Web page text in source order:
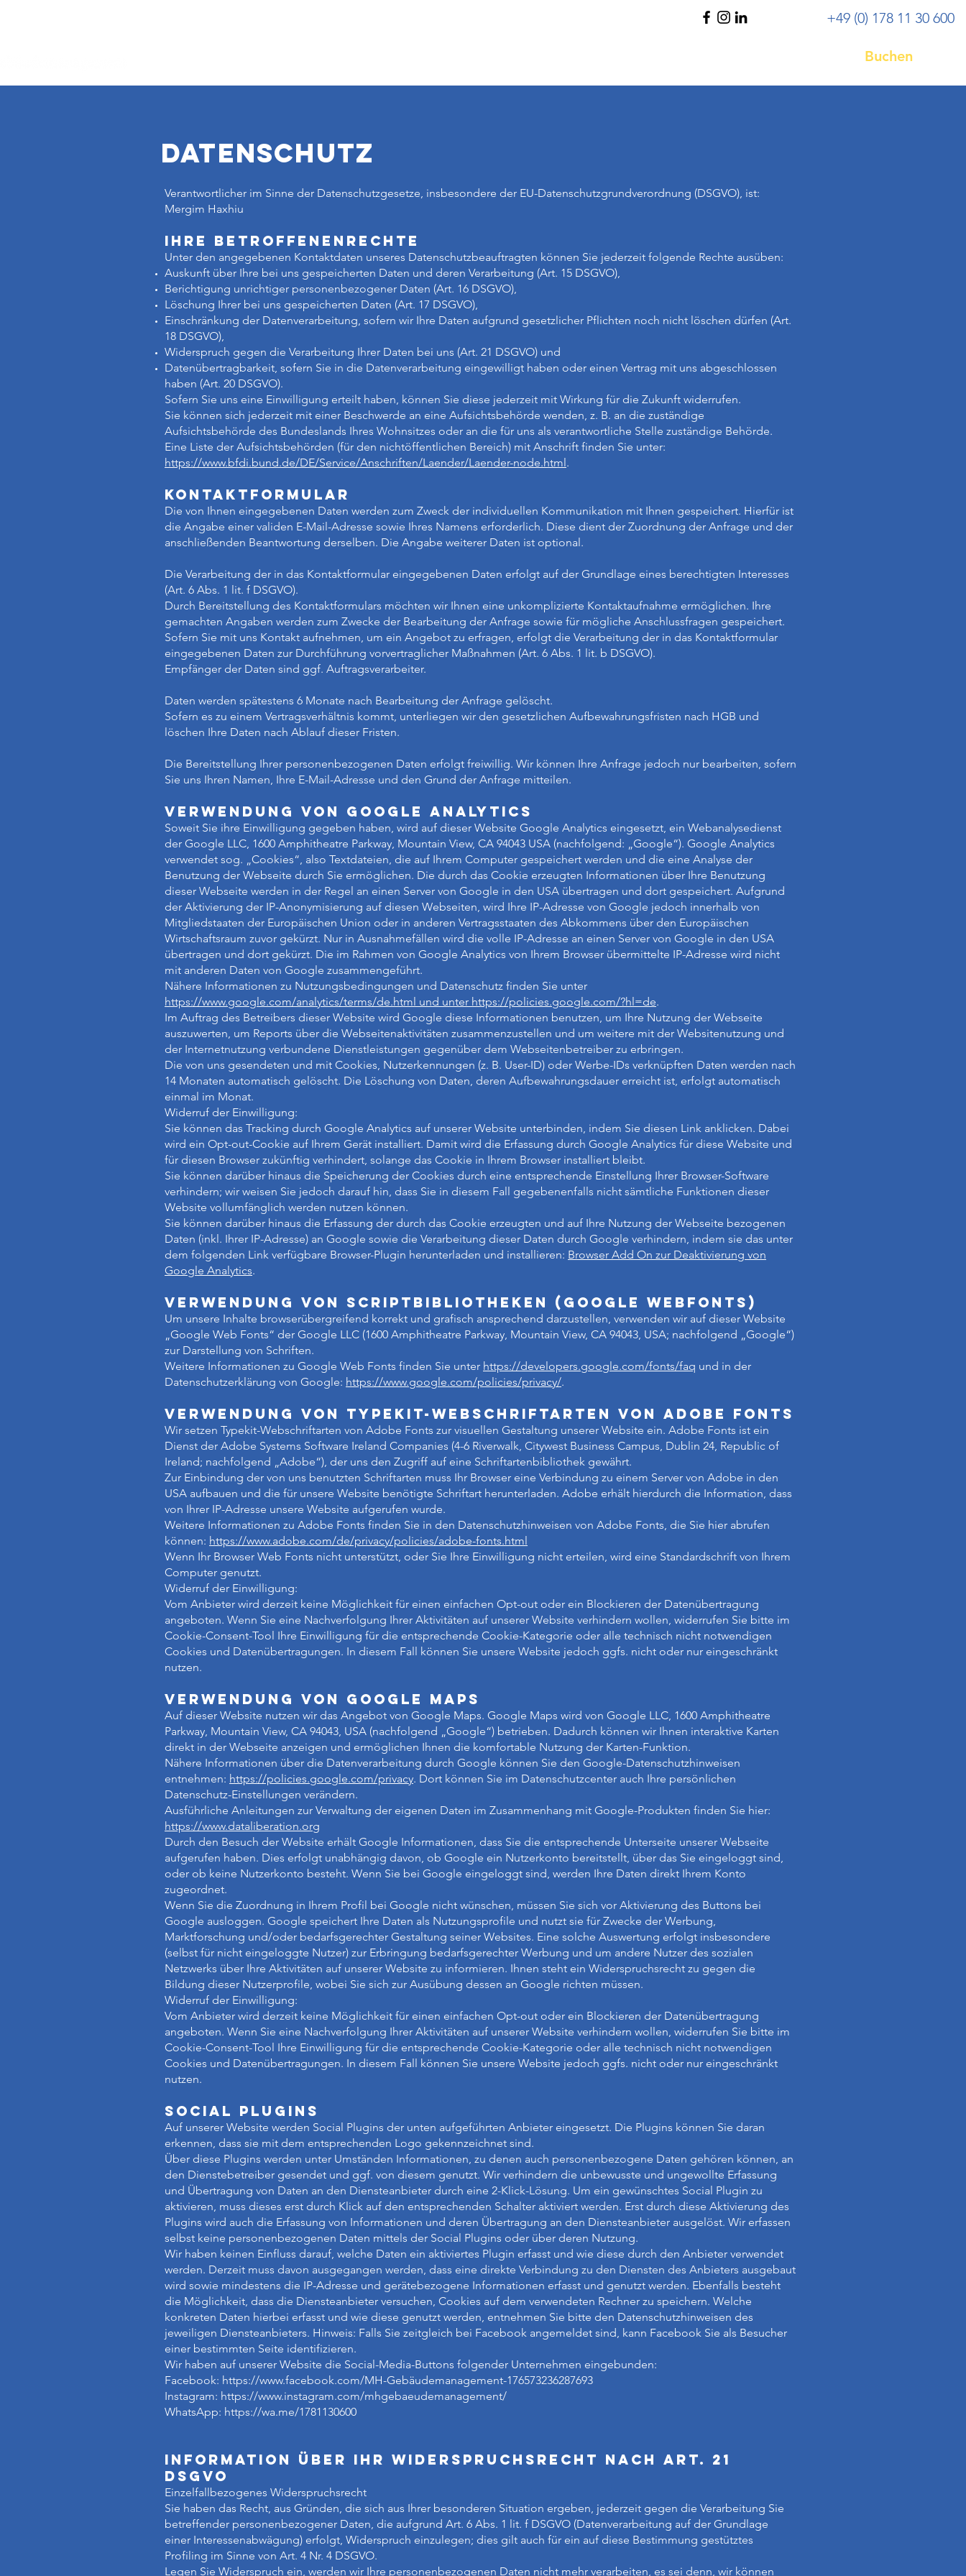
+49 (0) 178 11 30 600
Buchen
DATENSCHUTZ
Verantwortlicher im Sinne der Datenschutzgesetze, insbesondere der EU-Datenschutzgrundverordnung (DSGVO), ist:
Mergim Haxhiu
Ihre Betroffenenrechte
Unter den angegebenen Kontaktdaten unseres Datenschutzbeauftragten können Sie jederzeit folgende Rechte ausüben:
Auskunft über Ihre bei uns gespeicherten Daten und deren Verarbeitung (Art. 15 DSGVO),
Berichtigung unrichtiger personenbezogener Daten (Art. 16 DSGVO),
Löschung Ihrer bei uns gespeicherten Daten (Art. 17 DSGVO),
Einschränkung der Datenverarbeitung, sofern wir Ihre Daten aufgrund gesetzlicher Pflichten noch nicht löschen dürfen (Art.
18 DSGVO),
Widerspruch gegen die Verarbeitung Ihrer Daten bei uns (Art. 21 DSGVO) und
Datenübertragbarkeit, sofern Sie in die Datenverarbeitung eingewilligt haben oder einen Vertrag mit uns abgeschlossen
haben (Art. 20 DSGVO).
Sofern Sie uns eine Einwilligung erteilt haben, können Sie diese jederzeit mit Wirkung für die Zukunft widerrufen.
Sie können sich jederzeit mit einer Beschwerde an eine Aufsichtsbehörde wenden, z. B. an die zuständige
Aufsichtsbehörde des Bundeslands Ihres Wohnsitzes oder an die für uns als verantwortliche Stelle zuständige Behörde.
Eine Liste der Aufsichtsbehörden (für den nichtöffentlichen Bereich) mit Anschrift finden Sie unter:
https://www.bfdi.bund.de/DE/Service/Anschriften/Laender/Laender-node.html.
Kontaktformular
Die von Ihnen eingegebenen Daten werden zum Zweck der individuellen Kommunikation mit Ihnen gespeichert. Hierfür ist
die Angabe einer validen E-Mail-Adresse sowie Ihres Namens erforderlich. Diese dient der Zuordnung der Anfrage und der
anschließenden Beantwortung derselben. Die Angabe weiterer Daten ist optional.
Die Verarbeitung der in das Kontaktformular eingegebenen Daten erfolgt auf der Grundlage eines berechtigten Interesses
(Art. 6 Abs. 1 lit. f DSGVO).
Durch Bereitstellung des Kontaktformulars möchten wir Ihnen eine unkomplizierte Kontaktaufnahme ermöglichen. Ihre
gemachten Angaben werden zum Zwecke der Bearbeitung der Anfrage sowie für mögliche Anschlussfragen gespeichert.
Sofern Sie mit uns Kontakt aufnehmen, um ein Angebot zu erfragen, erfolgt die Verarbeitung der in das Kontaktformular
eingegebenen Daten zur Durchführung vorvertraglicher Maßnahmen (Art. 6 Abs. 1 lit. b DSGVO).
Empfänger der Daten sind ggf. Auftragsverarbeiter.
Daten werden spätestens 6 Monate nach Bearbeitung der Anfrage gelöscht.
Sofern es zu einem Vertragsverhältnis kommt, unterliegen wir den gesetzlichen Aufbewahrungsfristen nach HGB und
löschen Ihre Daten nach Ablauf dieser Fristen.
Die Bereitstellung Ihrer personenbezogenen Daten erfolgt freiwillig. Wir können Ihre Anfrage jedoch nur bearbeiten, sofern
Sie uns Ihren Namen, Ihre E-Mail-Adresse und den Grund der Anfrage mitteilen.
Verwendung von Google Analytics
Soweit Sie ihre Einwilligung gegeben haben, wird auf dieser Website Google Analytics eingesetzt, ein Webanalysedienst
der Google LLC, 1600 Amphitheatre Parkway, Mountain View, CA 94043 USA (nachfolgend: „Google“). Google Analytics
verwendet sog. „Cookies“, also Textdateien, die auf Ihrem Computer gespeichert werden und die eine Analyse der
Benutzung der Webseite durch Sie ermöglichen. Die durch das Cookie erzeugten Informationen über Ihre Benutzung
dieser Webseite werden in der Regel an einen Server von Google in den USA übertragen und dort gespeichert. Aufgrund
der Aktivierung der IP-Anonymisierung auf diesen Webseiten, wird Ihre IP-Adresse von Google jedoch innerhalb von
Mitgliedstaaten der Europäischen Union oder in anderen Vertragsstaaten des Abkommens über den Europäischen
Wirtschaftsraum zuvor gekürzt. Nur in Ausnahmefällen wird die volle IP-Adresse an einen Server von Google in den USA
übertragen und dort gekürzt. Die im Rahmen von Google Analytics von Ihrem Browser übermittelte IP-Adresse wird nicht
mit anderen Daten von Google zusammengeführt.
Nähere Informationen zu Nutzungsbedingungen und Datenschutz finden Sie unter
https://www.google.com/analytics/terms/de.html und unter https://policies.google.com/?hl=de.
Im Auftrag des Betreibers dieser Website wird Google diese Informationen benutzen, um Ihre Nutzung der Webseite
auszuwerten, um Reports über die Webseitenaktivitäten zusammenzustellen und um weitere mit der Websitenutzung und
der Internetnutzung verbundene Dienstleistungen gegenüber dem Webseitenbetreiber zu erbringen.
Die von uns gesendeten und mit Cookies, Nutzerkennungen (z. B. User-ID) oder Werbe-IDs verknüpften Daten werden nach
14 Monaten automatisch gelöscht. Die Löschung von Daten, deren Aufbewahrungsdauer erreicht ist, erfolgt automatisch
einmal im Monat.
Widerruf der Einwilligung:
Sie können das Tracking durch Google Analytics auf unserer Website unterbinden, indem Sie diesen Link anklicken. Dabei
wird ein Opt-out-Cookie auf Ihrem Gerät installiert. Damit wird die Erfassung durch Google Analytics für diese Website und
für diesen Browser zukünftig verhindert, solange das Cookie in Ihrem Browser installiert bleibt.
Sie können darüber hinaus die Speicherung der Cookies durch eine entsprechende Einstellung Ihrer Browser-Software
verhindern; wir weisen Sie jedoch darauf hin, dass Sie in diesem Fall gegebenenfalls nicht sämtliche Funktionen dieser
Website vollumfänglich werden nutzen können.
Sie können darüber hinaus die Erfassung der durch das Cookie erzeugten und auf Ihre Nutzung der Webseite bezogenen
Daten (inkl. Ihrer IP-Adresse) an Google sowie die Verarbeitung dieser Daten durch Google verhindern, indem sie das unter
dem folgenden Link verfügbare Browser-Plugin herunterladen und installieren: Browser Add On zur Deaktivierung von
Google Analytics.
Verwendung von Scriptbibliotheken (Google Webfonts)
Um unsere Inhalte browserübergreifend korrekt und grafisch ansprechend darzustellen, verwenden wir auf dieser Website
„Google Web Fonts“ der Google LLC (1600 Amphitheatre Parkway, Mountain View, CA 94043, USA; nachfolgend „Google“)
zur Darstellung von Schriften.
Weitere Informationen zu Google Web Fonts finden Sie unter https://developers.google.com/fonts/faq und in der
Datenschutzerklärung von Google: https://www.google.com/policies/privacy/.
Verwendung von Typekit-Webschriftarten von Adobe Fonts
Wir setzen Typekit-Webschriftarten von Adobe Fonts zur visuellen Gestaltung unserer Website ein. Adobe Fonts ist ein
Dienst der Adobe Systems Software Ireland Companies (4-6 Riverwalk, Citywest Business Campus, Dublin 24, Republic of
Ireland; nachfolgend „Adobe“), der uns den Zugriff auf eine Schriftartenbibliothek gewährt.
Zur Einbindung der von uns benutzten Schriftarten muss Ihr Browser eine Verbindung zu einem Server von Adobe in den
USA aufbauen und die für unsere Website benötigte Schriftart herunterladen. Adobe erhält hierdurch die Information, dass
von Ihrer IP-Adresse unsere Website aufgerufen wurde.
Weitere Informationen zu Adobe Fonts finden Sie in den Datenschutzhinweisen von Adobe Fonts, die Sie hier abrufen
können: https://www.adobe.com/de/privacy/policies/adobe-fonts.html
Wenn Ihr Browser Web Fonts nicht unterstützt, oder Sie Ihre Einwilligung nicht erteilen, wird eine Standardschrift von Ihrem
Computer genutzt.
Widerruf der Einwilligung:
Vom Anbieter wird derzeit keine Möglichkeit für einen einfachen Opt-out oder ein Blockieren der Datenübertragung
angeboten. Wenn Sie eine Nachverfolgung Ihrer Aktivitäten auf unserer Website verhindern wollen, widerrufen Sie bitte im
Cookie-Consent-Tool Ihre Einwilligung für die entsprechende Cookie-Kategorie oder alle technisch nicht notwendigen
Cookies und Datenübertragungen. In diesem Fall können Sie unsere Website jedoch ggfs. nicht oder nur eingeschränkt
nutzen.
Verwendung von Google Maps
Auf dieser Website nutzen wir das Angebot von Google Maps. Google Maps wird von Google LLC, 1600 Amphitheatre
Parkway, Mountain View, CA 94043, USA (nachfolgend „Google“) betrieben. Dadurch können wir Ihnen interaktive Karten
direkt in der Webseite anzeigen und ermöglichen Ihnen die komfortable Nutzung der Karten-Funktion.
Nähere Informationen über die Datenverarbeitung durch Google können Sie den Google-Datenschutzhinweisen
entnehmen: https://policies.google.com/privacy. Dort können Sie im Datenschutzcenter auch Ihre persönlichen
Datenschutz-Einstellungen verändern.
Ausführliche Anleitungen zur Verwaltung der eigenen Daten im Zusammenhang mit Google-Produkten finden Sie hier:
https://www.dataliberation.org
Durch den Besuch der Website erhält Google Informationen, dass Sie die entsprechende Unterseite unserer Webseite
aufgerufen haben. Dies erfolgt unabhängig davon, ob Google ein Nutzerkonto bereitstellt, über das Sie eingeloggt sind,
oder ob keine Nutzerkonto besteht. Wenn Sie bei Google eingeloggt sind, werden Ihre Daten direkt Ihrem Konto
zugeordnet.
Wenn Sie die Zuordnung in Ihrem Profil bei Google nicht wünschen, müssen Sie sich vor Aktivierung des Buttons bei
Google ausloggen. Google speichert Ihre Daten als Nutzungsprofile und nutzt sie für Zwecke der Werbung,
Marktforschung und/oder bedarfsgerechter Gestaltung seiner Websites. Eine solche Auswertung erfolgt insbesondere
(selbst für nicht eingeloggte Nutzer) zur Erbringung bedarfsgerechter Werbung und um andere Nutzer des sozialen
Netzwerks über Ihre Aktivitäten auf unserer Website zu informieren. Ihnen steht ein Widerspruchsrecht zu gegen die
Bildung dieser Nutzerprofile, wobei Sie sich zur Ausübung dessen an Google richten müssen.
Widerruf der Einwilligung:
Vom Anbieter wird derzeit keine Möglichkeit für einen einfachen Opt-out oder ein Blockieren der Datenübertragung
angeboten. Wenn Sie eine Nachverfolgung Ihrer Aktivitäten auf unserer Website verhindern wollen, widerrufen Sie bitte im
Cookie-Consent-Tool Ihre Einwilligung für die entsprechende Cookie-Kategorie oder alle technisch nicht notwendigen
Cookies und Datenübertragungen. In diesem Fall können Sie unsere Website jedoch ggfs. nicht oder nur eingeschränkt
nutzen.
Social Plugins
Auf unserer Website werden Social Plugins der unten aufgeführten Anbieter eingesetzt. Die Plugins können Sie daran
erkennen, dass sie mit dem entsprechenden Logo gekennzeichnet sind.
Über diese Plugins werden unter Umständen Informationen, zu denen auch personenbezogene Daten gehören können, an
den Dienstebetreiber gesendet und ggf. von diesem genutzt. Wir verhindern die unbewusste und ungewollte Erfassung
und Übertragung von Daten an den Diensteanbieter durch eine 2-Klick-Lösung. Um ein gewünschtes Social Plugin zu
aktivieren, muss dieses erst durch Klick auf den entsprechenden Schalter aktiviert werden. Erst durch diese Aktivierung des
Plugins wird auch die Erfassung von Informationen und deren Übertragung an den Diensteanbieter ausgelöst. Wir erfassen
selbst keine personenbezogenen Daten mittels der Social Plugins oder über deren Nutzung.
Wir haben keinen Einfluss darauf, welche Daten ein aktiviertes Plugin erfasst und wie diese durch den Anbieter verwendet
werden. Derzeit muss davon ausgegangen werden, dass eine direkte Verbindung zu den Diensten des Anbieters ausgebaut
wird sowie mindestens die IP-Adresse und gerätebezogene Informationen erfasst und genutzt werden. Ebenfalls besteht
die Möglichkeit, dass die Diensteanbieter versuchen, Cookies auf dem verwendeten Rechner zu speichern. Welche
konkreten Daten hierbei erfasst und wie diese genutzt werden, entnehmen Sie bitte den Datenschutzhinweisen des
jeweiligen Diensteanbieters. Hinweis: Falls Sie zeitgleich bei Facebook angemeldet sind, kann Facebook Sie als Besucher
einer bestimmten Seite identifizieren.
Wir haben auf unserer Website die Social-Media-Buttons folgender Unternehmen eingebunden:
Facebook: https://www.facebook.com/MH-Gebäudemanagement-176573236287693
Instagram: https://www.instagram.com/mhgebaeudemanagement/
WhatsApp: https://wa.me/1781130600
Information über Ihr Widerspruchsrecht nach Art. 21
DSGVO
Einzelfallbezogenes Widerspruchsrecht
Sie haben das Recht, aus Gründen, die sich aus Ihrer besonderen Situation ergeben, jederzeit gegen die Verarbeitung Sie
betreffender personenbezogener Daten, die aufgrund Art. 6 Abs. 1 lit. f DSGVO (Datenverarbeitung auf der Grundlage
einer Interessenabwägung) erfolgt, Widerspruch einzulegen; dies gilt auch für ein auf diese Bestimmung gestütztes
Profiling im Sinne von Art. 4 Nr. 4 DSGVO.
Legen Sie Widerspruch ein, werden wir Ihre personenbezogenen Daten nicht mehr verarbeiten, es sei denn, wir können